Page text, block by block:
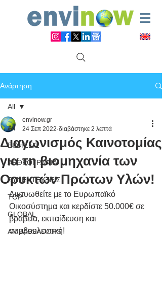
Ανάρτηση
All
ΕΙΔΗΣΕΙΣ
ΑΡΘΡΟΓΡΑΦΙΑ
ΣΥΝΕΝΤΕΥΞΕΙΣ
TOP
GLOBAL
AMBASSADORS
All
Διαγωνισμός Καινοτομίας
για τη βιομηχανία των
Ορυκτών Πρώτων Υλών!
envinow.gr
24 Σεπ 2022 διαβάστηκε 2 λεπτά
Δικτυωθείτε με το Ευρωπαϊκό
Οικοσύστημα και κερδίστε 50.000€ σε
βραβεία, εκπαίδευση και
συμβουλευτική!